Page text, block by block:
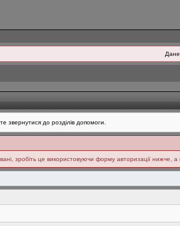
до розділів допомоги.
зробіть це використовуючи форму авторизації нижче, а